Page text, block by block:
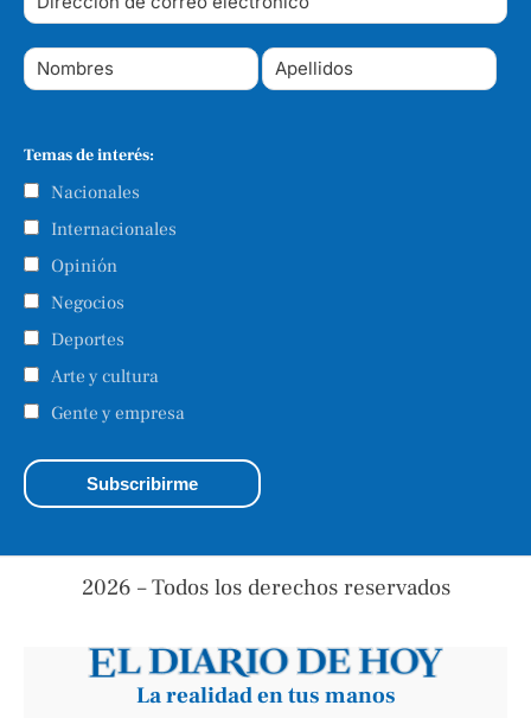
Temas de interés:
Nacionales
Internacionales
Opinión
Negocios
Deportes
Arte y cultura
Gente y empresa
2026 – Todos los derechos reservados
La realidad en tus manos